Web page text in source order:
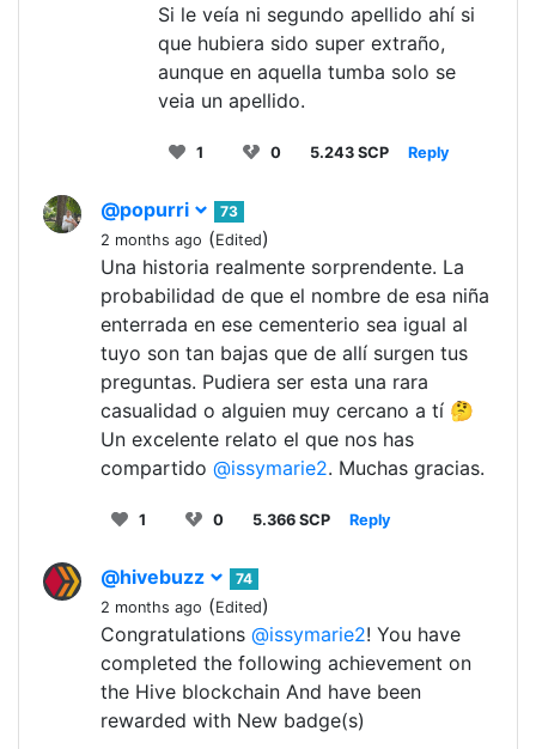
Si le veía ni segundo apellido ahí si
que hubiera sido super extraño,
aunque en aquella tumba solo se
veia un apellido.
1 0 5.243 SCP Reply
@popurri
73
2 months ago (Edited)
Una historia realmente sorprendente. La
probabilidad de que el nombre de esa niña
enterrada en ese cementerio sea igual al
tuyo son tan bajas que de allí surgen tus
preguntas. Pudiera ser esta una rara
casualidad o alguien muy cercano a tí 🤔
Un excelente relato el que nos has
compartido @issymarie2. Muchas gracias.
1 0 5.366 SCP Reply
@hivebuzz
74
2 months ago (Edited)
Congratulations @issymarie2! You have
completed the following achievement on
the Hive blockchain And have been
rewarded with New badge(s)